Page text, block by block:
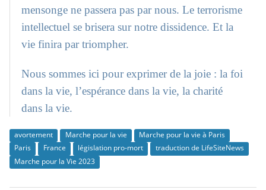
mensonge ne passera pas par nous. Le terrorisme
intellectuel se brisera sur notre dissidence. Et la
vie finira par triompher.
Nous sommes ici pour exprimer de la joie : la foi
dans la vie, l’espérance dans la vie, la charité
dans la vie.
avortement Marche pour la vie
Marche pour la vie à Paris
Paris
France législation pro-mort
traduction de LifeSiteNews
Marche pour la Vie 2023